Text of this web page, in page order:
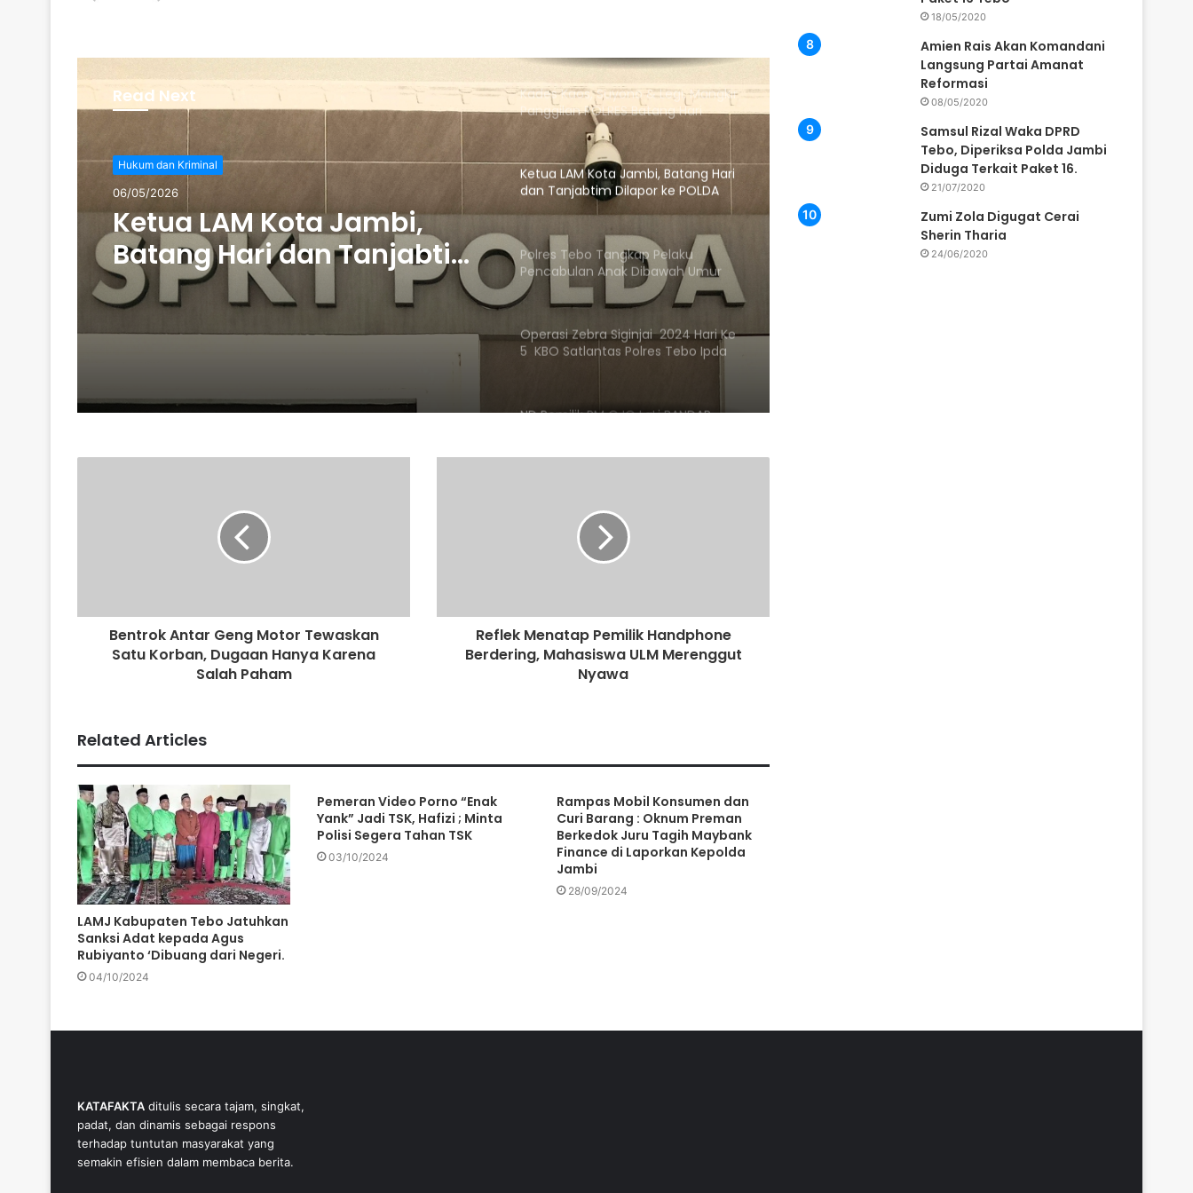
Read Next
Hukum dan Kriminal
06/05/2026
Ketua LAM Kota Jambi,
Batang Hari dan Tanjabtim
Dilapor ke POLDA jambi
Kades Kaos, Suyono & Legi, Mangkir
Panggilan POLRES Batang Hari
Ketua LAM Kota Jambi, Batang Hari
dan Tanjabtim Dilapor ke POLDA
Polres Tebo Tangkap Pelaku
Pencabulan Anak Dibawah Umur
Operasi Zebra Siginjai 2024 Hari Ke
5 KBO Satlantas Polres Tebo Ipda
ND Pemilik RM OJO LaLi BANDAR
Polres Batanghari
Gerak Cepat Satreskrim Polres
Muaro Jambi Tindaklajuti Terkait
(TJBS) Kabupaten Tebo panjatkan
Rubiyanto dan Nazar Efendi pimpin
Ada Galian C Berizin, Mengapa
Proyek Jalan Provinsi di Tebo
Diduga Gunakan Material Ilegal?
Kades Kaos, Suyono & Legi, Mangkir
Bentrok Antar Geng Motor Tewaskan
Satu Korban, Dugaan Hanya Karena
Salah Paham
Reflek Menatap Pemilik Handphone
Berdering, Mahasiswa ULM Merenggut
Nyawa
Related Articles
LAMJ Kabupaten Tebo Jatuhkan
Sanksi Adat kepada Agus
Rubiyanto ‘Dibuang dari Negeri.
04/10/2024
Pemeran Video Porno “Enak
Yank” Jadi TSK, Hafizi ; Minta
Polisi Segera Tahan TSK
03/10/2024
Rampas Mobil Konsumen dan
Curi Barang : Oknum Preman
Berkedok Juru Tagih Maybank
Finance di Laporkan Kepolda
Jambi
28/09/2024
18/05/2020
Amien Rais Akan Komandani
Langsung Partai Amanat
Reformasi
08/05/2020
Samsul Rizal Waka DPRD
Tebo, Diperiksa Polda Jambi
Diduga Terkait Paket 16.
21/07/2020
Zumi Zola Digugat Cerai
Sherin Tharia
24/06/2020
KATAFAKTA ditulis secara tajam, singkat,
padat, dan dinamis sebagai respons
terhadap tuntutan masyarakat yang
semakin efisien dalam membaca berita.